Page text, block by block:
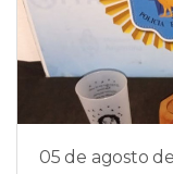
05 de agosto